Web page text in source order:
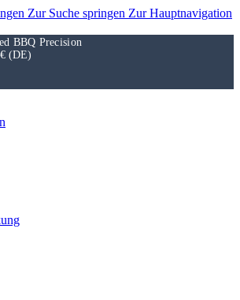
Zur Suche springen Zur Hauptnavigation
BBQ Precision
(DE)